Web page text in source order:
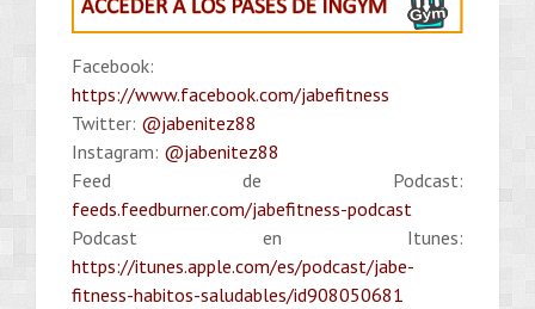
Facebook:
https://www.facebook.com/jabefitness
Twitter: @jabenitez88
Instagram: @jabenitez88
Feed de Podcast:
feeds.feedburner.com/jabefitness-podcast
Podcast en Itunes:
https://itunes.apple.com/es/podcast/jabe-
fitness-habitos-saludables/id908050681